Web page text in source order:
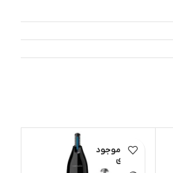
اتمام موجود
ی